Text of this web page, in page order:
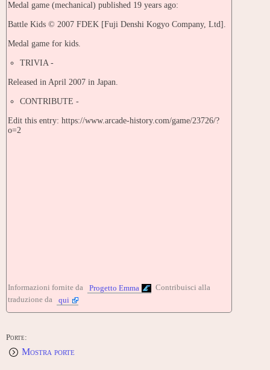
Medal game (mechanical) published 19 years ago:
Battle Kids © 2007 FDEK [Fuji Denshi Kogyo Company, Ltd].
Medal game for kids.
TRIVIA -
Released in April 2007 in Japan.
CONTRIBUTE -
Edit this entry: https://www.arcade-history.com/game/23726/?
o=2
Informazioni fornite da Progetto Emma
Contribuisci alla
traduzione da
qui
Porte:
Mostra porte